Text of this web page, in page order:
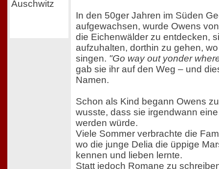
In den 50ger Jahren im Süden
aufgewachsen, wurde Owens
die Eichenwälder zu entdecken,
aufzuhalten, dorthin zu gehen,
singen. "Go way out yonder
gab sie ihr auf den Weg – und
Namen.
Schon als Kind begann Owens
wusste, dass sie irgendwann
werden würde.
Viele Sommer verbrachte die
wo die junge Delia die üppige
kennen und lieben lernte.
Statt jedoch Romane zu